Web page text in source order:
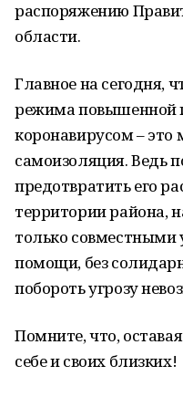
распоряжению
области.
Главное на сегодня,
режима повышенной
коронавирусом –
самоизоляция. Ведь
предотвратить его
территории района,
только совместными
помощи, без
побороть угрозу
Помните, что,
себе и своих близких!